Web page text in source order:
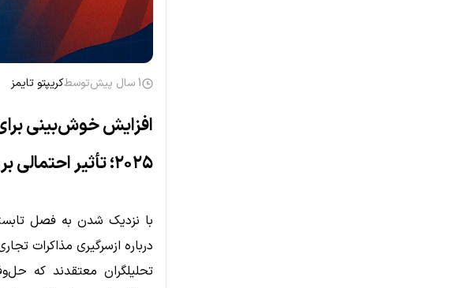
1 سال پیش توسطکریپتو تایمز
افزایش خوش‌بینی
۲۰۲۵؛ تأثیر احتمالی بر بازار رمزارز
با نزدیک شدن به فصل
درباره ازسرگیری مذاکرات
تحلیلگران معتقدند که